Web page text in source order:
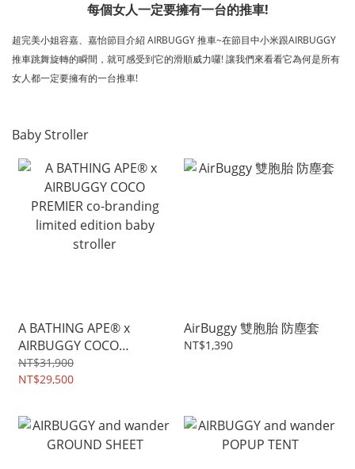
每個女人一定要擁有一台的推車!
超完美小姐容嘉、嘉怡節目介紹 AIRBUGGY 推車~在節目中小米跟AIRBUGGY
推車跳舞旋轉的瞬間，就可感受到它的滑順威力囉! 讓我們來看看它為何是所有
女人都一定要擁有的一台推車!
Baby Stroller
A BATHING APE® x
AIRBUGGY COCO
PREMIER co-branding
limited edition baby
NT$31,900
NT$29,500
AirBuggy 雙胞胎 防塵套
NT$1,390